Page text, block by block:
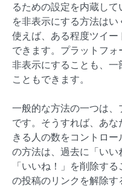
るための設定を内蔵して
を非表示にする方法は
使えば、ある程度ツイ
できます。プラットフ
非表示にすることも、
こともできます。
一般的な方法の一つは
です。そうすれば、あ
きる人の数をコントロ
の方法は、過去に「い
「いいね！」を削除す
の投稿のリンクを解除す